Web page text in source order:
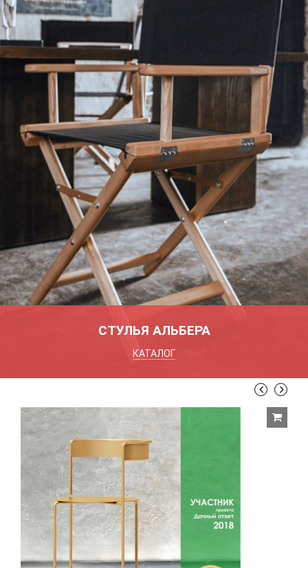
СТУЛЬЯ АЛЬБЕРА
КАТАЛОГ